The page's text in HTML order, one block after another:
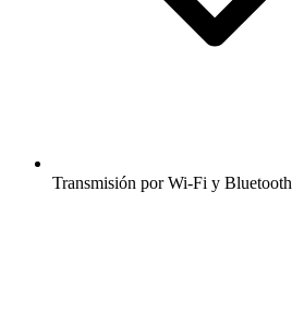
Transmisión por Wi-Fi y Bluetooth